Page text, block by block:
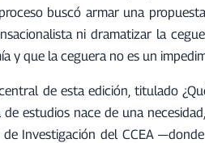
buscó armar una
ni dramatizar la
y que la ceguera no es un
de esta edición, titulado
estudios nace de una
Investigación del CCEA